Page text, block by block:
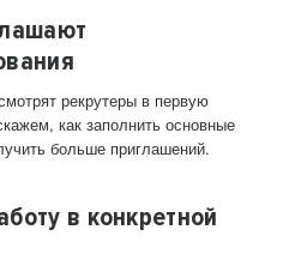
рекрутеры в первую
как заполнить основные
больше приглашений.
в конкретной